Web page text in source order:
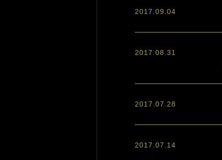
2017.09.04
2017.08.31
2017.07.28
2017.07.14